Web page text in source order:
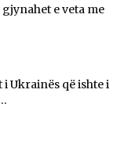
e veta me
Ukrainës që ishte i